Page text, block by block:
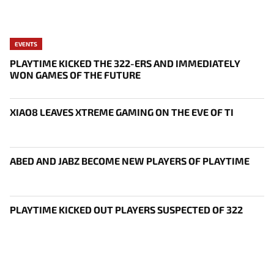
EVENTS
PLAYTIME KICKED THE 322-ERS AND IMMEDIATELY
WON GAMES OF THE FUTURE
XIAO8 LEAVES XTREME GAMING ON THE EVE OF TI
ABED AND JABZ BECOME NEW PLAYERS OF PLAYTIME
PLAYTIME KICKED OUT PLAYERS SUSPECTED OF 322